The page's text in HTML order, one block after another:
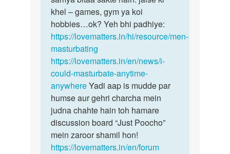
koi
by
ishant
khel – games, gym ya koi
hobbies…ok? Yeh bhi padhiye:
https://lovematters.in/hi/resource/men-
masturbating
https://lovematters.in/en/news/i-
could-masturbate-anytime-
anywhereYadi aap is mudde par
humse aur gehri charcha mein
judna chahte hain toh hamare
discussion board “Just Poocho”
mein zaroor shamil hon!
https://lovematters.in/en/forum